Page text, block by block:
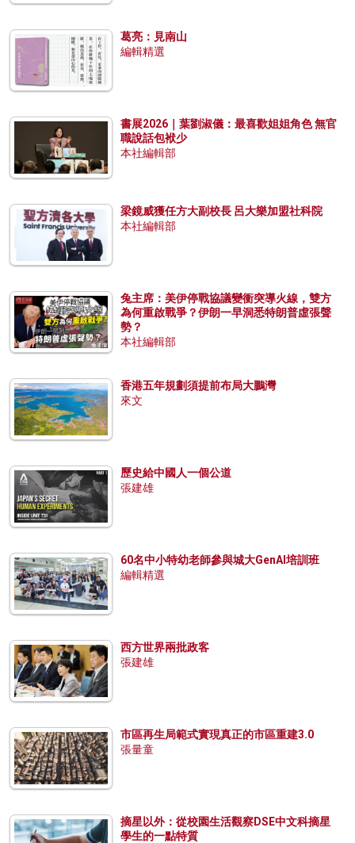
葛亮：見南山
編輯精選
書展2026｜葉劉淑儀：最喜歡姐姐角色 無官
職說話包袱少
本社編輯部
梁鏡威獲任方大副校長 呂大樂加盟社科院
本社編輯部
兔主席：美伊停戰協議變衝突導火線，雙方
為何重啟戰爭？伊朗一早洞悉特朗普虛張聲
勢？
本社編輯部
香港五年規劃須提前布局大鵬灣
來文
歷史給中國人一個公道
張建雄
60名中小特幼老師參與城大GenAI培訓班
編輯精選
西方世界兩批政客
張建雄
市區再生局範式實現真正的市區重建3.0
張量童
摘星以外：從校園生活觀察DSE中文科摘星
學生的一點特質